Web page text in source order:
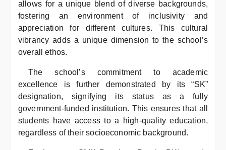
allows for a unique blend of diverse backgrounds,
fostering an environment of inclusivity and
appreciation for different cultures. This cultural
vibrancy adds a unique dimension to the school’s
overall ethos.
The school’s commitment to academic
excellence is further demonstrated by its “SK”
designation, signifying its status as a fully
government-funded institution. This ensures that all
students have access to a high-quality education,
regardless of their socioeconomic background.